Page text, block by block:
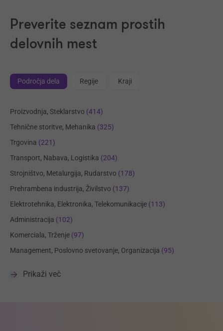
Preverite seznam prostih
delovnih mest
Področja dela Regije Kraji
Proizvodnja, Steklarstvo (414)
Tehnične storitve, Mehanika (325)
Trgovina (221)
Transport, Nabava, Logistika (204)
Strojništvo, Metalurgija, Rudarstvo (178)
Prehrambena industrija, Živilstvo (137)
Elektrotehnika, Elektronika, Telekomunikacije (113)
Administracija (102)
Komerciala, Trženje (97)
Management, Poslovno svetovanje, Organizacija (95)
Prikaži več